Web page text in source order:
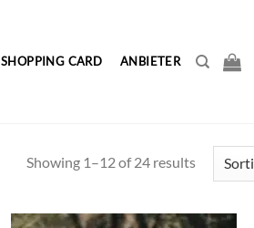
SHOPPING CARD ANBIETER
Showing 1–12 of 24 results